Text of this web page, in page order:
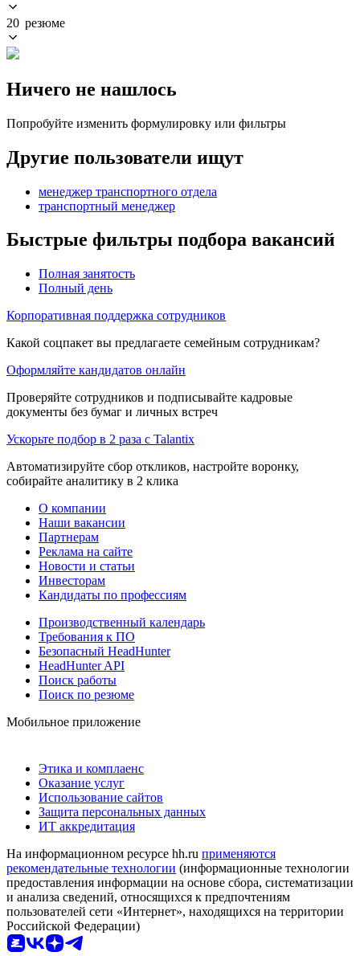
20 резюме
Ничего не нашлось
Попробуйте изменить формулировку или фильтры
Другие пользователи ищут
менеджер транспортного отдела
транспортный менеджер
Быстрые фильтры подбора вакансий
Полная занятость
Полный день
Корпоративная поддержка сотрудников
Какой соцпакет вы предлагаете семейным сотрудникам?
Оформляйте кандидатов онлайн
Проверяйте сотрудников и подписывайте кадровые
документы без бумаг и личных встреч
Ускорьте подбор в 2 раза с Talantix
Автоматизируйте сбор откликов, настройте воронку,
собирайте аналитику в 2 клика
О компании
Наши вакансии
Партнерам
Реклама на сайте
Новости и статьи
Инвесторам
Кандидаты по профессиям
Производственный календарь
Требования к ПО
Безопасный HeadHunter
HeadHunter API
Поиск работы
Поиск по резюме
Мобильное приложение
Этика и комплаенс
Оказание услуг
Использование сайтов
Защита персональных данных
ИТ аккредитация
На информационном ресурсе hh.ru применяются
рекомендательные технологии (информационные технологии
предоставления информации на основе сбора, систематизации
и анализа сведений, относящихся к предпочтениям
пользователей сети «Интернет», находящихся на территории
Российской Федерации)